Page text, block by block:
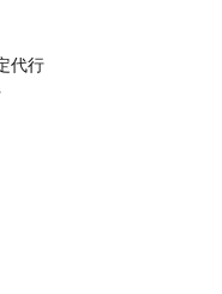
代行